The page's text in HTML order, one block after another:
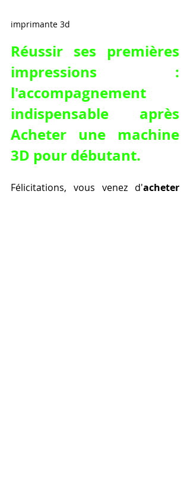
imprimante 3d
Réussir ses premières
impressions :
l'accompagnement
indispensable après
Acheter une machine
3D pour débutant.
Félicitations, vous venez d'acheter